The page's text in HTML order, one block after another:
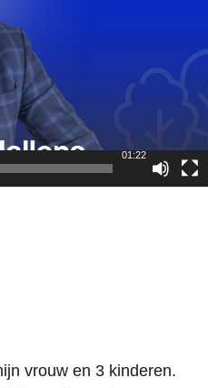
01:22
vrouw en 3 kinderen.